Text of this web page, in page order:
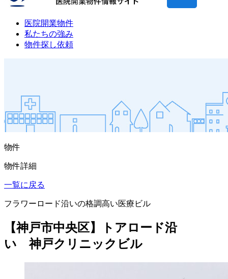
医院開業物件
私たちの強み
物件探し依頼
物件
物件詳細
一覧に戻る
フラワーロード沿いの格調高い医療ビル
【神戸市中央区】トアロード沿
い 神戸クリニックビル